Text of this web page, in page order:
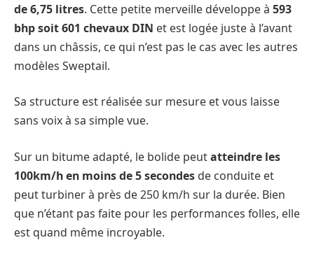
de 6,75 litres. Cette petite merveille développe à 593
bhp soit 601 chevaux DIN et est logée juste à l’avant
dans un châssis, ce qui n’est pas le cas avec les autres
modèles Sweptail.
Sa structure est réalisée sur mesure et vous laisse
sans voix à sa simple vue.
Sur un bitume adapté, le bolide peutatteindre les
100km/h en moins de 5 secondes de conduite et
peut turbiner à près de 250 km/h sur la durée. Bien
que n’étant pas faite pour les performances folles, elle
est quand même incroyable.